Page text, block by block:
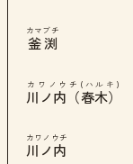
釜渕
カマブチ
川ノ内（春木）
カワノウチ(ハルキ)
川ノ内
カワノウチ